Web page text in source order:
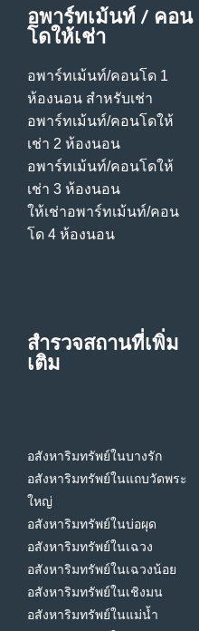
อพาร์ทเม้นท์ / คอน
โดให้เช่า
อพาร์ทเม้นท์/คอนโด 1
ห้องนอน สําหรับเช่า
อพาร์ทเม้นท์/คอนโดให้
เช่า 2 ห้องนอน
อพาร์ทเม้นท์/คอนโดให้
เช่า 3 ห้องนอน
ให้เช่าอพาร์ทเม้นท์/คอน
โด 4 ห้องนอน
สำรวจสถานที่เพิ่ม
เติม
อสังหาริมทรัพย์ในบางรัก
อสังหาริมทรัพย์ในแถบวัดพระ
ใหญ่
อสังหาริมทรัพย์ในบ่อผุด
อสังหาริมทรัพย์ในเฉวง
อสังหาริมทรัพย์ในเฉวงน้อย
อสังหาริมทรัพย์ในเชิงมน
อสังหาริมทรัพย์ในแม่น้ำ